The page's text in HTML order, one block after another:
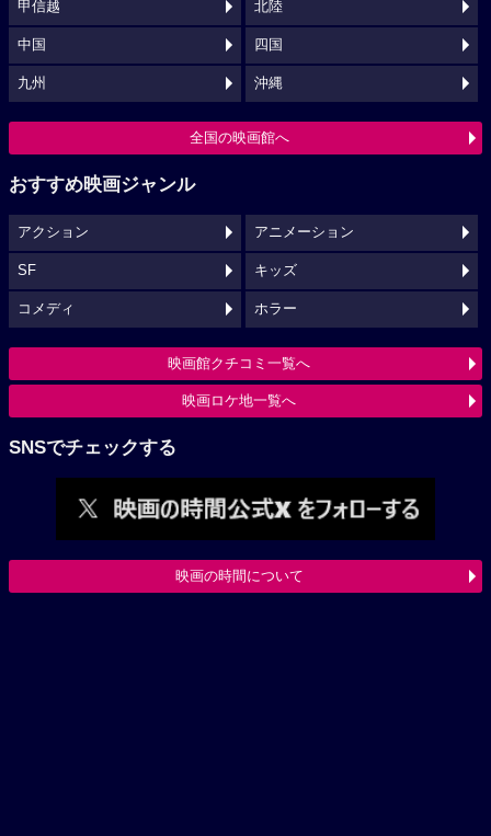
甲信越 北陸
中国 四国
九州 沖縄
全国の映画館へ
おすすめ映画ジャンル
アクション アニメーション
SF キッズ
コメディ ホラー
映画館クチコミ一覧へ
映画ロケ地一覧へ
SNSでチェックする
映画の時間について